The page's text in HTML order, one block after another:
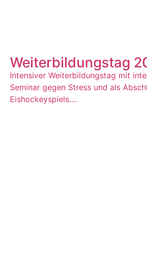
Weiterbildungstag
Intensiver Weiterbildungstag mit
Seminar gegen Stress und als
Eishockeyspiels....